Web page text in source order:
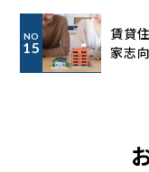
NO
15
賃貸
家志